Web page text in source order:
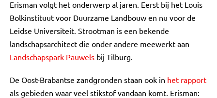
Erisman volgt het onderwerp al jaren. Eerst bij het Louis
Bolkinstituut voor Duurzame Landbouw en nu voor de
Leidse Universiteit. Strootman is een bekende
landschapsarchitect die onder andere meewerkt aan
Landschapspark Pauwels bij Tilburg.
De Oost-Brabantse zandgronden staan ook in het rapport
als gebieden waar veel stikstof vandaan komt. Erisman: